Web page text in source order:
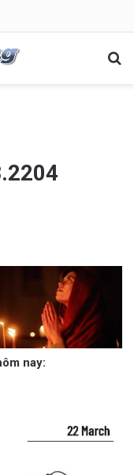
nay: